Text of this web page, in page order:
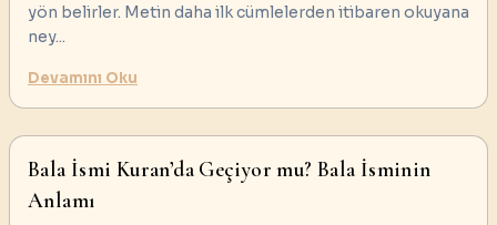
yön belirler. Metin daha ilk cümlelerden itibaren okuyana
ney...
Devamını Oku
Bala İsmi Kuran’da Geçiyor mu? Bala İsminin
Anlamı